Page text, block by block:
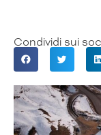
Condividi sui